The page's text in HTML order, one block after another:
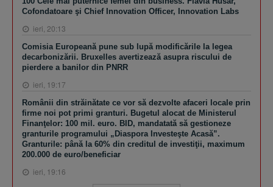
Cofondatoare şi Chief Innovation Officer, Innovation Labs
ieri, 20:13
Comisia Europeană pune sub lupă modificările la legea
decarbonizării. Bruxelles avertizează asupra riscului de
pierdere a banilor din PNRR
ieri, 19:17
Românii din străinătate ce vor să dezvolte afaceri locale prin
firme noi pot primi granturi. Bugetul alocat de Ministerul
Finanţelor: 100 mil. euro. BID, mandatată să gestioneze
granturile programului „Diaspora Investeşte Acasă”.
Granturile: până la 60% din creditul de investiţii, maximum
200.000 de euro/beneficiar
ieri, 19:16